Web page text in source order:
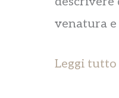
venatura e
Leggi tutto